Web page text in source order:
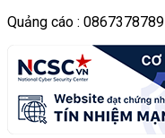
Quảng cáo : 0867378789